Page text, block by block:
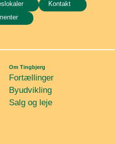
Kontakt
Om Tingbjerg
Fortællinger
Byudvikling
Salg og leje